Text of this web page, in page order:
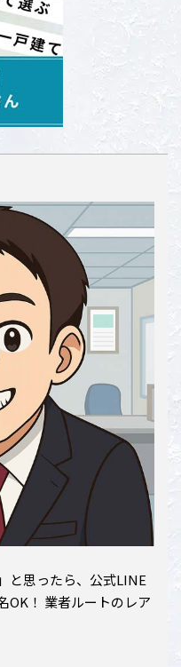
と思ったら、公式LINE
OK！ 業者ルートのレア